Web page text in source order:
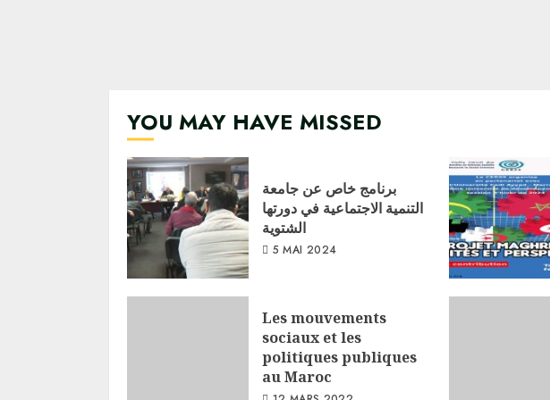
YOU MAY HAVE MISSED
برنامج خاص عن جامعة
التنمية الاجتماعية في دورتها
الشتوية
5 MAI 2024
Les mouvements
sociaux et les
politiques publiques
au Maroc